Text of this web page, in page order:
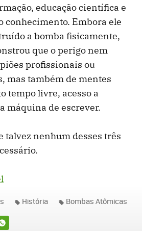
educação científica e
conhecimento. Embora ele
a bomba fisicamente,
que o perigo nem
profissionais ou
mas também de mentes
tempo livre, acesso a
máquina de escrever.
talvez nenhum desses três
História Bombas Atômicas